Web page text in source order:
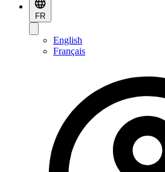
FR
English
Français